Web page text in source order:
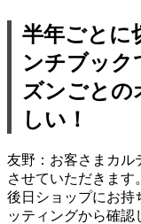
半年ごとに
ンチブック
ズンごとの
しい！
友野： お客さまカル
させていただきます
後日ショップにお持
ッティングから確